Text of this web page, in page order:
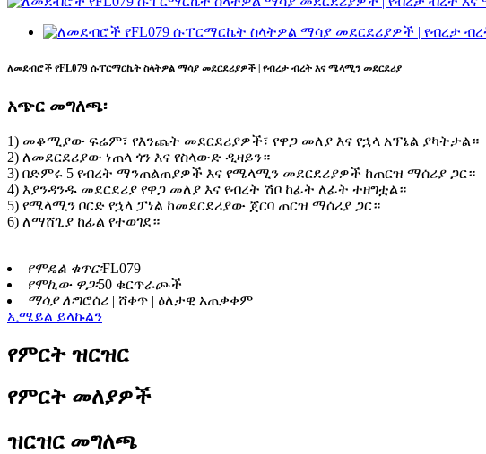
ለመደብሮች የFL079 ሱፐርማርኬት ስላትዎል ማሳያ መደርደሪያዎች | የብረታ ብረት እና ሜላሚን መደርደሪያ
አጭር መግለጫ፡
1) መቆሚያው ፍሬም፣ የእንጨት መደርደሪያዎች፣ የዋጋ መለያ እና የኋላ አፕኔል ያካትታል።
2) ለመደርደሪያው ነጠላ ጎን እና የስላውድ ዲዛይን።
3) በድምሩ 5 የብረት ማንጠልጠያዎች እና የሜላሚን መደርደሪያዎች ከጠርዝ ማሰሪያ ጋር።
4) እያንዳንዱ መደርደሪያ የዋጋ መለያ እና የብረት ሽቦ ከፊት ለፊት ተዘግቷል።
5) የሜላሚን ቦርድ የኋላ ፓነል ከመደርደሪያው ጀርባ ጠርዝ ማሰሪያ ጋር።
6) ለማሸጊያ ከፊል የተወገደ።
የሞዴል ቁጥር፡FL079
የሞኪው ዋጋ፡50 ቁርጥራጮች
ማሳያ ለ፡ግሮሰሪ | ሸቀጥ | ዕለታዊ አጠቃቀም
ኢሜይል ይላኩልን
የምርት ዝርዝር
የምርት መለያዎች
ዝርዝር መግለጫ